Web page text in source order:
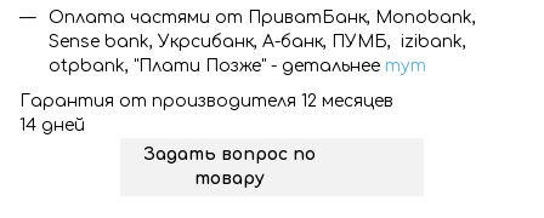
Оплата частями от ПриватБанк, Monobank,
Sense bank, Укрсибанк, А-банк, ПУМБ, izibank,
otpbank, "Плати Позже" - детальнее тут
Гарантия от производителя 12 месяцев
14 дней
Задать вопрос по
товару